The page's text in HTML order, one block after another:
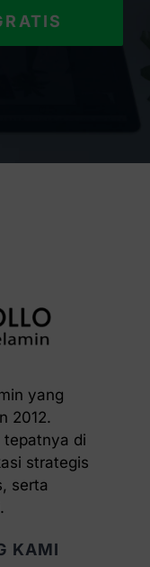
yang
2012.
tepatnya di
strategis
serta
KAMI